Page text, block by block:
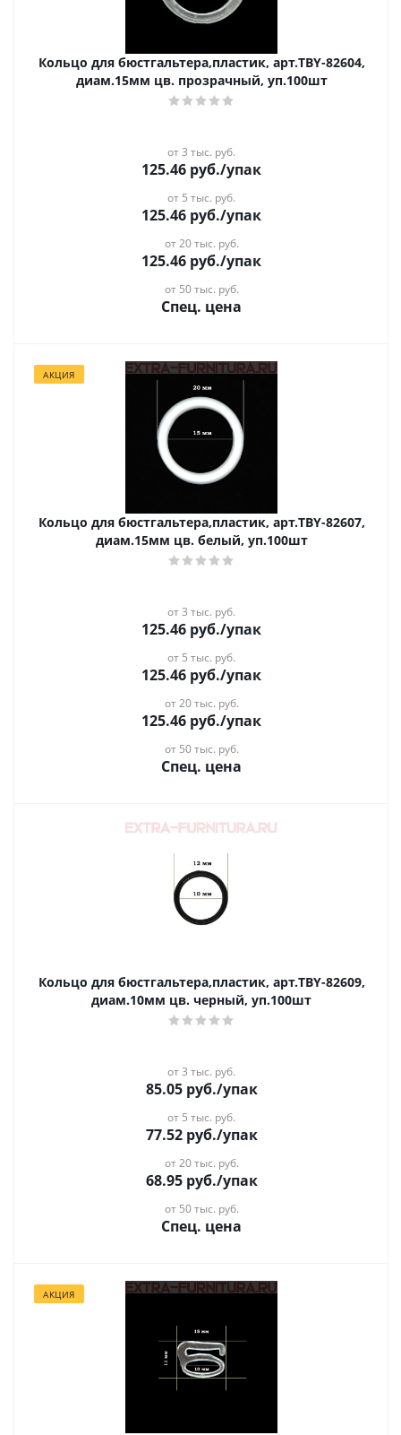
Кольцо для бюстгальтера,пластик, арт.TBY-82604,
диам.15мм цв. прозрачный, уп.100шт
от 3 тыс. руб.
125.46 руб./упак
от 5 тыс. руб.
125.46 руб./упак
от 20 тыс. руб.
125.46 руб./упак
от 50 тыс. руб.
Спец. цена
АКЦИЯ
Кольцо для бюстгальтера,пластик, арт.TBY-82607,
диам.15мм цв. белый, уп.100шт
от 3 тыс. руб.
125.46 руб./упак
от 5 тыс. руб.
125.46 руб./упак
от 20 тыс. руб.
125.46 руб./упак
от 50 тыс. руб.
Спец. цена
Кольцо для бюстгальтера,пластик, арт.TBY-82609,
диам.10мм цв. черный, уп.100шт
от 3 тыс. руб.
85.05руб./упак
от 5 тыс. руб.
77.52руб./упак
от 20 тыс. руб.
68.95руб./упак
от 50 тыс. руб.
Спец. цена
АКЦИЯ